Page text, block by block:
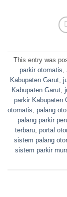
This entry was
parkir otomatis,
Kabupaten Garut,
Kabupaten Garut,
parkir Kabupaten
otomatis, palang
palang parkir
terbaru, portal
sistem palang
sistem parkir